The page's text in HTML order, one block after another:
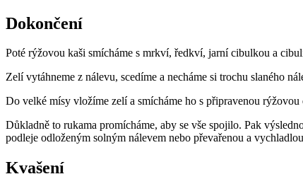
Dokončení
Poté rýžovou kaši smícháme s mrkví, ředkví, jarní cibulkou a
Zelí vytáhneme z nálevu, scedíme a necháme si trochu slaného
Do velké mísy vložíme zelí a smícháme ho s připravenou
Důkladně to rukama promícháme, aby se vše spojilo. Pak
podleje odloženým solným nálevem nebo převařenou a
Kvašení